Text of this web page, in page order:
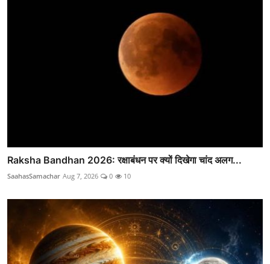
Raksha Bandhan 2026: रक्षाबंधन पर क्यों दिखेगा चांद अलग...
SaahasSamachar Aug 7, 2026 0 10